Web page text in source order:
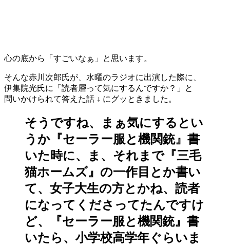
心の底から「すごいなぁ」と思います。
そんな赤川次郎氏が、水曜のラジオに出演した際に、
伊集院光氏に「読者層って気にするんですか？」と
問いかけられて答えた話 ↓ にグッときました。
そうですね、まぁ気にするとい
うか『セーラー服と機関銃』書
いた時に、ま、それまで『三毛
猫ホームズ』の一作目とか書い
て、女子大生の方とかね、読者
になってくださってたんですけ
ど、『セーラー服と機関銃』書
いたら、小学校高学年ぐらいま